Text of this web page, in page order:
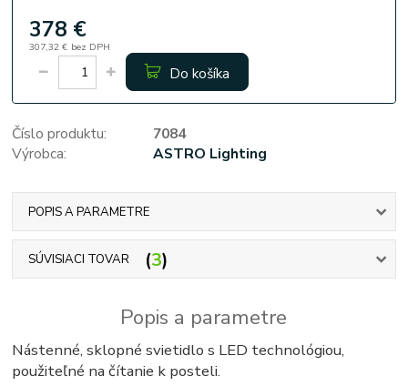
378 €
307,32 € bez DPH
Do košíka
Číslo produktu:
7084
Výrobca:
ASTRO Lighting
POPIS A PARAMETRE
SÚVISIACI TOVAR 3
Popis a parametre
Nástenné, sklopné svietidlo s LED technológiou,
použiteľné na čítanie k posteli.